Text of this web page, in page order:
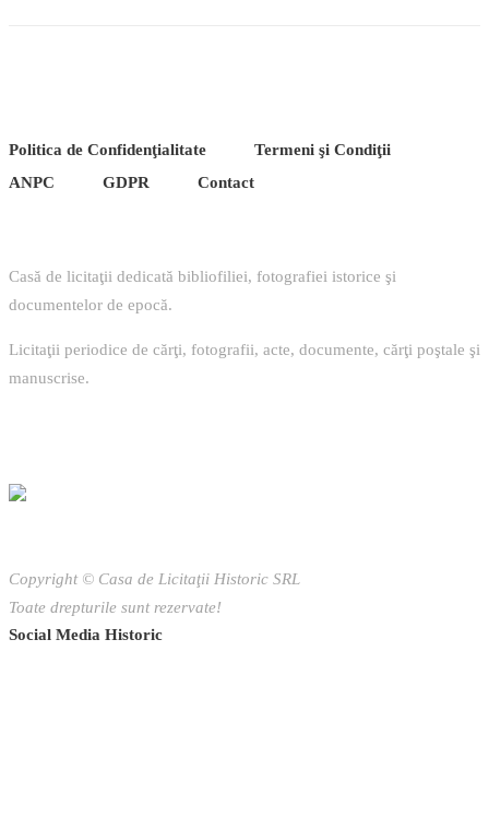
Politica de Confidenţialitate
Termeni şi Condiţii
ANPC
GDPR Contact
Casă de licitaţii dedicată bibliofiliei, fotografiei istorice şi
documentelor de epocă.
Licitaţii periodice de cărţi, fotografii, acte, documente, cărţi poştale şi
manuscrise.
Copyright © Casa de Licitaţii Historic SRL
Toate drepturile sunt rezervate!
Social Media Historic